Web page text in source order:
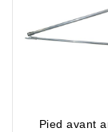
Pied avant